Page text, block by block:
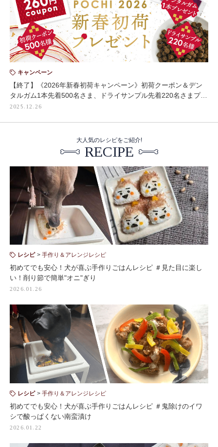
キャンペーン
【終了】《2026年新春初荷キャンペーン》初荷クーポン＆デン
タルガム1本先着500名さま、ドライサンプル先着220名さまプ…
2025.12.26
大人気のレシピをご紹介!
RECIPE
レシピ 手作り＆アレンジレシピ
初めてでも安心！犬が喜ぶ手作りごはんレシピ ＃見た目に楽し
い！削り節で簡単"オニ"ぎり
2026.01.26
レシピ 手作り＆アレンジレシピ
初めてでも安心！犬が喜ぶ手作りごはんレシピ ＃鬼除けのイワ
シで酸っぱくない南蛮漬け
2026.01.22